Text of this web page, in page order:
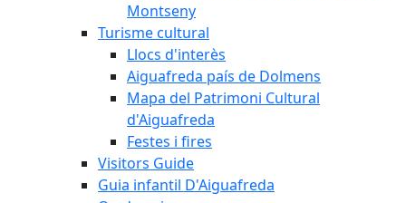
Montseny
Turisme cultural
Llocs d'interès
Aiguafreda país de Dolmens
Mapa del Patrimoni Cultural
d'Aiguafreda
Festes i fires
Visitors Guide
Guia infantil D'Aiguafreda